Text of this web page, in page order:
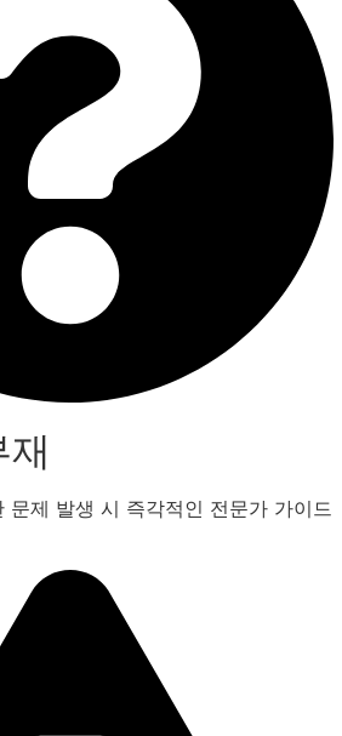
문제 발생 시 즉각적인 전문가 가이드